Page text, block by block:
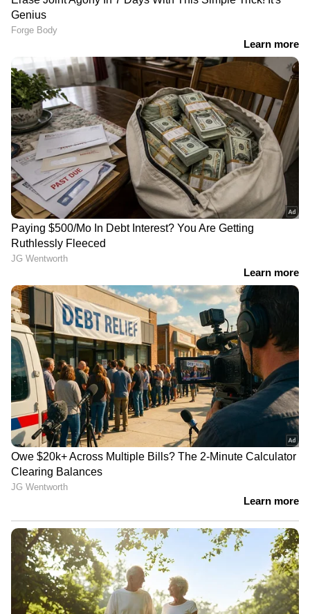
വിലയുടെ കാര്യത്തിൽ, പുതിയ റോയൽ
എൻഫീൽഡ് ഹിമാലയൻ 650 ന് ഏകദേശം
നാല് ലക്ഷം രൂപ മുതൽ 4.2 ലക്ഷം രൂപ വരെ
എക്സ്-ഷോറൂം വില വരും എന്നാണ്
റിപ്പോര്‍ട്ടുകൾ. ഈ അഡ്വഞ്ചർ 650 സിസി
ബൈക്കിന് സെഗ്‌മെൻ്റിൽ മോട്ടോ മോറിനി
എക്‌സ്-കേപ്പ് 650, കവാസാക്കി വെർസിസ് 650
എന്നിവയിൽ നിന്നുള്ള മത്സരം നേരിടേണ്ടിവരും.
മകന്‍റെ ശസ്ത്രക്രിയക്കായി മെഡിക്കൽ
കോളജിൽ; പാര്‍ക്ക് ചെയ്തിരുന്ന
ഓട്ടോറിക്ഷ രാത്രിയിൽ മോഷണം പോയി,
അർജുന്‍റെ ഭാര്യക്ക് ബാങ്കിൽ ജോലി,
വയനാട്ടില്‍ 120 ദിവസം കൊണ്ട് 11
കുടുംബങ്ങൾക്ക് വീട്; പ്രഖ്യാപനവുമായി
ബാങ്ക്
Arjun Aayanki